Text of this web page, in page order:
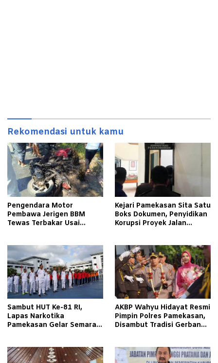
Rekomendasi untuk kamu
Pengendara Motor
Pembawa Jerigen BBM
Tewas Terbakar Usai
Pamekasan
Kejari Pamekasan Sita Satu
Boks Dokumen, Penyidikan
Korupsi Proyek Jalan
Sambut HUT Ke-81 RI,
Lapas Narkotika
Pamekasan Gelar Semarak
AKBP Wahyu Hidayat Resmi
Pimpin Polres Pamekasan,
Disambut Tradisi Gerbang